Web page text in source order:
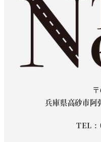
兵庫県高砂市
TEL :